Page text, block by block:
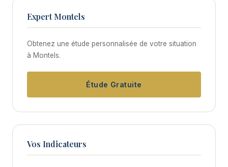
Expert Montels
Obtenez une étude personnalisée de votre situation
à Montels.
Étude Gratuite
Vos Indicateurs